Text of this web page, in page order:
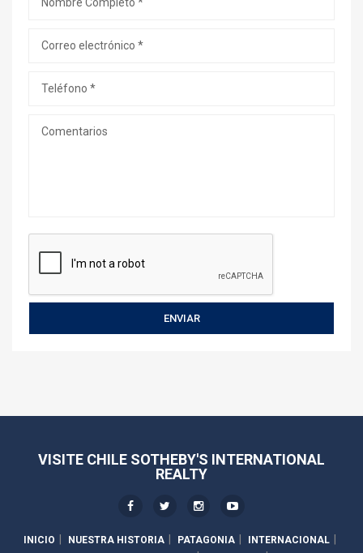
VISITE CHILE SOTHEBY'S INTERNATIONAL
REALTY
INICIO NUESTRA HISTORIA PATAGONIA
INTERNACIONAL